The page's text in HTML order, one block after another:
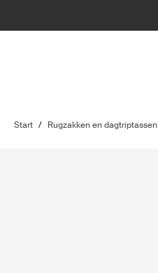
Start / Rugzakken en dagtriptassen